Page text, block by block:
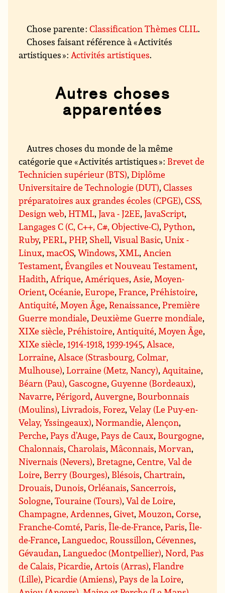
Chose parente :Classification Thèmes CLIL.
Choses faisant référence à « Activités
artistiques » : Activités artistiques.
Autres choses
apparentées
Autres choses du monde de la même
catégorie que « Activités artistiques » : Brevet de
Technicien supérieur (BTS),Diplôme
Universitaire de Technologie (DUT),Classes
préparatoires aux grandes écoles (CPGE),CSS,
Design web,HTML,Java - J2EE,JavaScript,
Langages C (C, C++, C#, Objective-C),Python,
Ruby,PERL,PHP, Shell,Visual Basic,Unix -
Linux,macOS,Windows,XML, Ancien
Testament,Évangiles et Nouveau Testament,
Hadith, Afrique, Amériques, Asie, Moyen-
Orient,Océanie,Europe,France,Préhistoire,
Antiquité, Moyen Âge,Renaissance,Première
Guerre mondiale,Deuxième Guerre mondiale,
XIXe siècle,Préhistoire, Antiquité, Moyen Âge,
XIXe siècle,1914-1918,1939-1945, Alsace,
Lorraine, Alsace (Strasbourg, Colmar,
Mulhouse),Lorraine (Metz, Nancy), Aquitaine,
Béarn (Pau),Gascogne,Guyenne (Bordeaux),
Navarre,Périgord, Auvergne, Bourbonnais
(Moulins),Livradois, Forez,Velay (Le Puy-en-
Velay, Yssingeaux),Normandie, Alençon,
Perche,Pays d’Auge,Pays de Caux, Bourgogne,
Chalonnais,Charolais, Mâconnais, Morvan,
Nivernais (Nevers), Bretagne,Centre, Val de
Loire, Berry (Bourges), Blésois,Chartrain,
Drouais,Dunois,Orléanais, Sancerrois,
Sologne,Touraine (Tours),Val de Loire,
Champagne, Ardennes,Givet, Mouzon,Corse,
Franche-Comté,Paris, Île-de-France,Paris,Île-
de-France,Languedoc, Roussillon,Cévennes,
Gévaudan,Languedoc (Montpellier),Nord, Pas
de Calais, Picardie, Artois (Arras),Flandre
(Lille),Picardie (Amiens),Pays de la Loire,